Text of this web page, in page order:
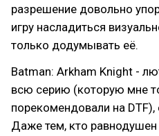
разрешение довольно
игру насладиться
только додумывать её.
Batman: Arkham Knight -
всю серию (которую мне
порекомендовали на
Даже тем, кто